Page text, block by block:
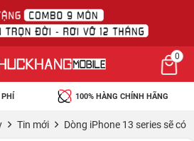
0
100% HÀNG CHÍNH HÃNG
Tin mới Dòng iPhone 13 series sẽ có